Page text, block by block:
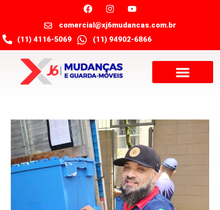
comercial@xj6mudancas.com.br
(11) 4116-5069
(11) 94902-6866